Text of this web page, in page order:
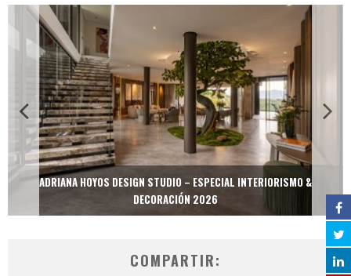
ADRIANA HOYOS DESIGN STUDIO – ESPECIAL INTERIORISMO &
DECORACIÓN 2026
COMPARTIR: